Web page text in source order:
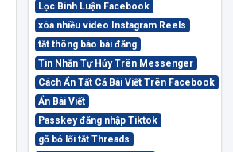
Lọc Bình Luận Facebook
xóa nhiều video Instagram Reels
tắt thông báo bài đăng
Tin Nhắn Tự Hủy Trên Messenger
Cách Ẩn Tất Cả Bài Viết Trên Facebook
Ẩn Bài Viết
Passkey đăng nhập Tiktok
gỡ bỏ lối tắt Threads